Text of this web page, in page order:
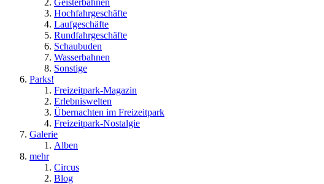
Geisterbahnen
Hochfahrgeschäfte
Laufgeschäfte
Rundfahrgeschäfte
Schaubuden
Wasserbahnen
Sonstige
Parks!
Freizeitpark-Magazin
Erlebniswelten
Übernachten im Freizeitpark
Freizeitpark-Nostalgie
Galerie
Alben
mehr
Circus
Blog